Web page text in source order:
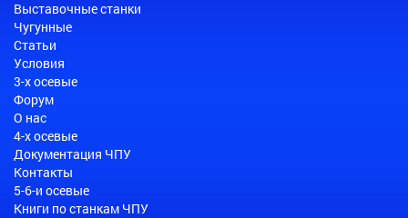
Выставочные станки
Чугунные
Статьи
Условия
3-х осевые
Форум
О нас
4-х осевые
Документация ЧПУ
Контакты
5-6-и осевые
Книги по станкам ЧПУ